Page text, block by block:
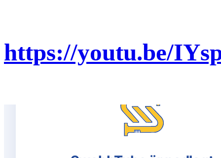
https://youtu.be/